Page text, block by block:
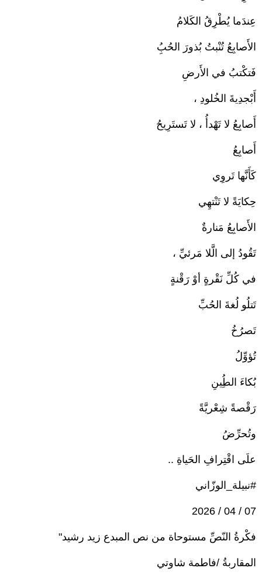
عِندَما يُطْرِقُ الكَلامُ
الأَصابِعُ تُنْبتُ بُذورَ الحُبُِ
فَتكْتبُ في الأَرضِ
أَبْجدِيةَ الخُلودِ ،
أَصابِعُ لا تَهْدأُ ، لا تَستَرِيحُ
أَصابِعُ
كَأَنَّها تَروِي
حِكايَةً لا تَنْتهِي
الأَصابِعُ مَنارةٌ
تَقُودُ إلى الَّلا مَرئيِّ ،
في كُلِّ نَقْرةٍ أوْ رَقْنةٍ
تَتلُو لُغةَ الحُبِّ
تَصرُخُ
تُؤوِّلُ
بُكاءَ الطُِينِ
رَقْصةً شِعْريَّةً
وتُحرِّضُ
علَى اقْتِرافِ الحَياةِ ..
#نبيلة_الوزّاني
07 / 04 / 2026
فكْرةُ النّصِّ مستوحاة من نص المبدع زيد رشيد"
المقاربةُ /فاطمة شاوتي